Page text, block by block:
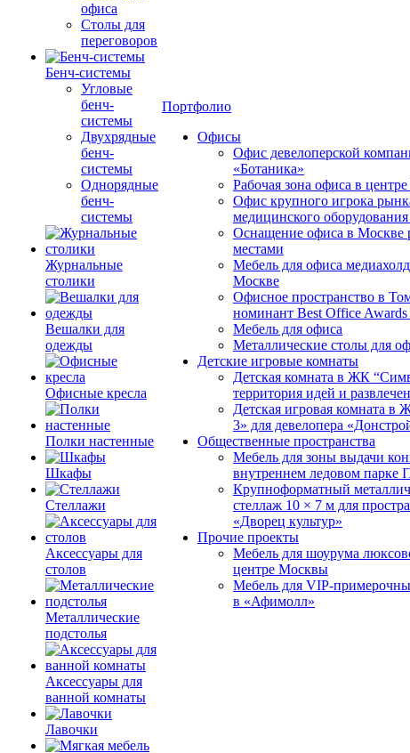
офиса
Столы для
переговоров
Бенч-системы
Угловые
бенч-
системы
Двухрядные
бенч-
системы
Однорядные
бенч-
системы
Журнальные
столики
Вешалки для
одежды
Офисные кресла
Полки настенные
Шкафы
Стеллажи
Аксессуары для
столов
Металлические
подстолья
Аксессуары для
ванной комнаты
Лавочки
Портфолио
Офисы
Офис девелоперской
«Ботаника»
Рабочая зона офиса в
Офис крупного игрока
медицинского
Оснащение офиса в Москве
местами
Мебель для офиса
Москве
Офисное пространство в
номинант Best Office Awards
Мебель для офиса
Металлические столы для
Детские игровые комнаты
Детская комната в ЖК
территория идей и
Детская игровая комната
3» для девелопера
Общественные пространства
Мебель для зоны выдачи
внутреннем ледовом парке
Крупноформатный
стеллаж 10 × 7 м для
«Дворец культур»
Прочие проекты
Мебель для шоурума
центре Москвы
Мебель для VIP-
в «Афимолл»